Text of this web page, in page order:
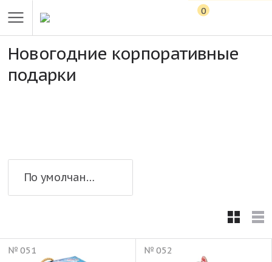
0
Новогодние корпоративные
подарки
По умолчанию
№ 051 № 052